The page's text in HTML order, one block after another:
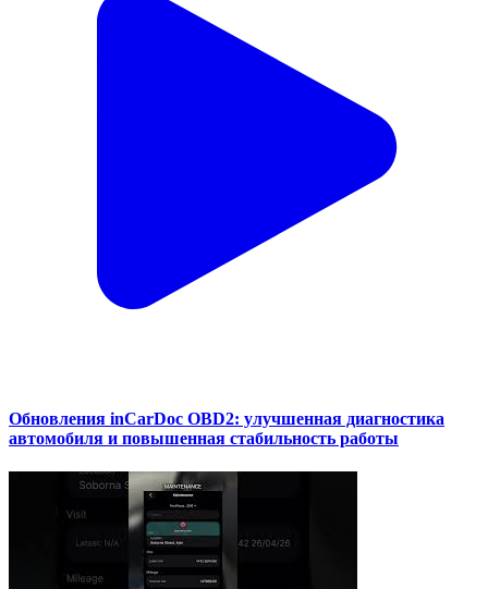
Обновления inCarDoc OBD2: улучшенная диагностика
автомобиля и повышенная стабильность работы